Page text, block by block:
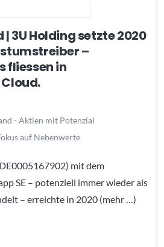
3U Holding setzte 2020
–
fliessen in
- Aktien mit Potenzial
auf Nebenwerte
mit dem
SE – potenziell immer wieder als
– erreichte in 2020 (mehr …)